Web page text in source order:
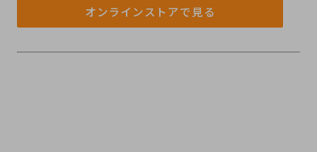
オンラインストアで見る